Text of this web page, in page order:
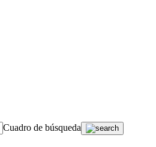
Cuadro de búsqueda